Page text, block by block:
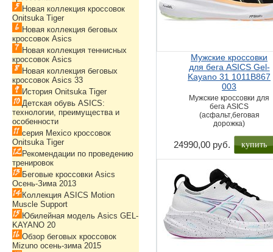
Мужские кроссовки
для бега ASICS Gel-
Kayano 31 1011B867
003
Мужские кроссовки для
бега ASICS
(асфальт,беговая
дорожка)
24990,00 руб. купить
Новая коллекция кроссовок
Onitsuka Tiger
Новая коллекция беговых
кроссовок Asics
Новая коллекция теннисных
кроссовок Asics
Новая коллекция беговых
кроссовок Asics 33
История Onitsuka Tiger
Детская обувь ASICS:
технологии, преимущества и
особенности
серия Mexico кроссовок
Onitsuka Tiger
Рекомендации по проведению
тренировок
Беговые кроссовки Asics
Осень-Зима 2013
Коллекция ASICS Motion
Muscle Support
Юбилейная модель Asics GEL-
KAYANO 20
Обзор беговых кроссовок
Mizuno осень-зима 2015